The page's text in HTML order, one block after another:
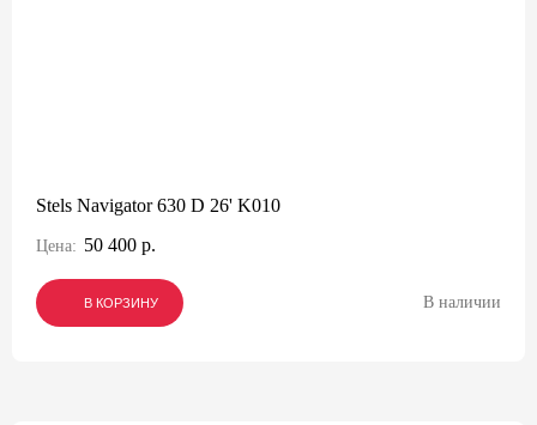
Stels Navigator 630 D 26' K010
Цена: 50 400 р.
В КОРЗИНУ
В КОРЗИНУ
В КОРЗИНУ В наличии